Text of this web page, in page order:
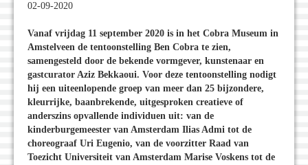
02-09-2020
Vanaf vrijdag 11 september 2020 is in het Cobra Museum in
Amstelveen de tentoonstelling Ben Cobra te zien,
samengesteld door de bekende vormgever, kunstenaar en
gastcurator Aziz Bekkaoui. Voor deze tentoonstelling nodigt
hij een uiteenlopende groep van meer dan 25 bijzondere,
kleurrijke, baanbrekende, uitgesproken creatieve of
anderszins opvallende individuen uit: van de
kinderburgemeester van Amsterdam Ilias Admi tot de
choreograaf Uri Eugenio, van de voorzitter Raad van
Toezicht Universiteit van Amsterdam Marise Voskens tot de